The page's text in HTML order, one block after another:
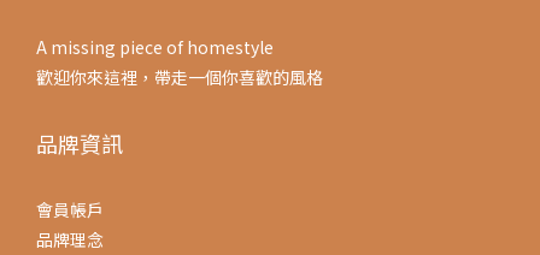
A missing piece of homestyle
歡迎你來這裡，帶走一個你喜歡的風格
品牌資訊
會員帳戶
品牌理念